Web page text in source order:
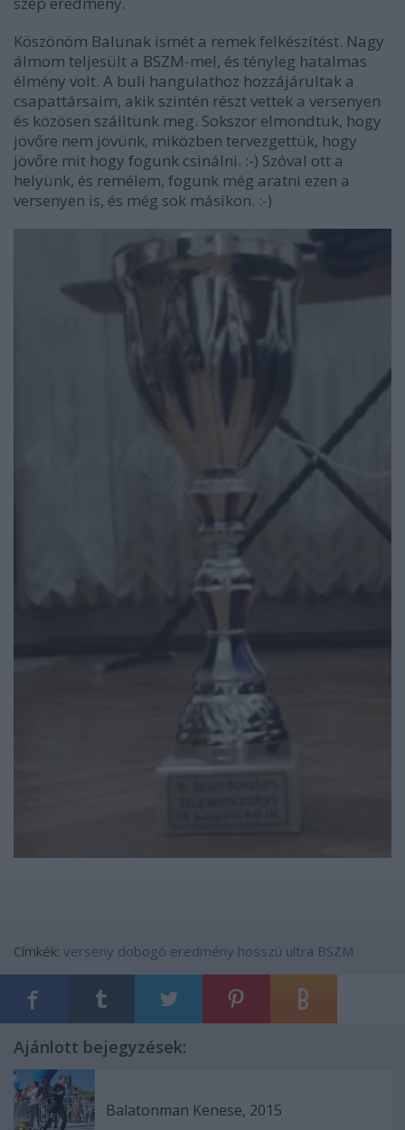
Köszönöm Balunak ismét a remek felkészítést. Nagy
álmom teljesült a BSZM-mel, és tényleg hatalmas
élmény volt. A buli hangulathoz hozzájárultak a
csapattársaim, akik szintén részt vettek a versenyen
és közösen szálltunk meg. Sokszor elmondtuk, hogy
jövőre nem jövünk, miközben tervezgettük, hogy
jövőre mit hogy fogunk csinálni. :-) Szóval ott a
helyünk, és remélem, fogunk még aratni ezen a
versenyen is, és még sok másikon. :-)
Címkék: verseny dobogó eredmény hosszú ultra BSZM
Ajánlott bejegyzések:
Balatonman Kenese, 2015